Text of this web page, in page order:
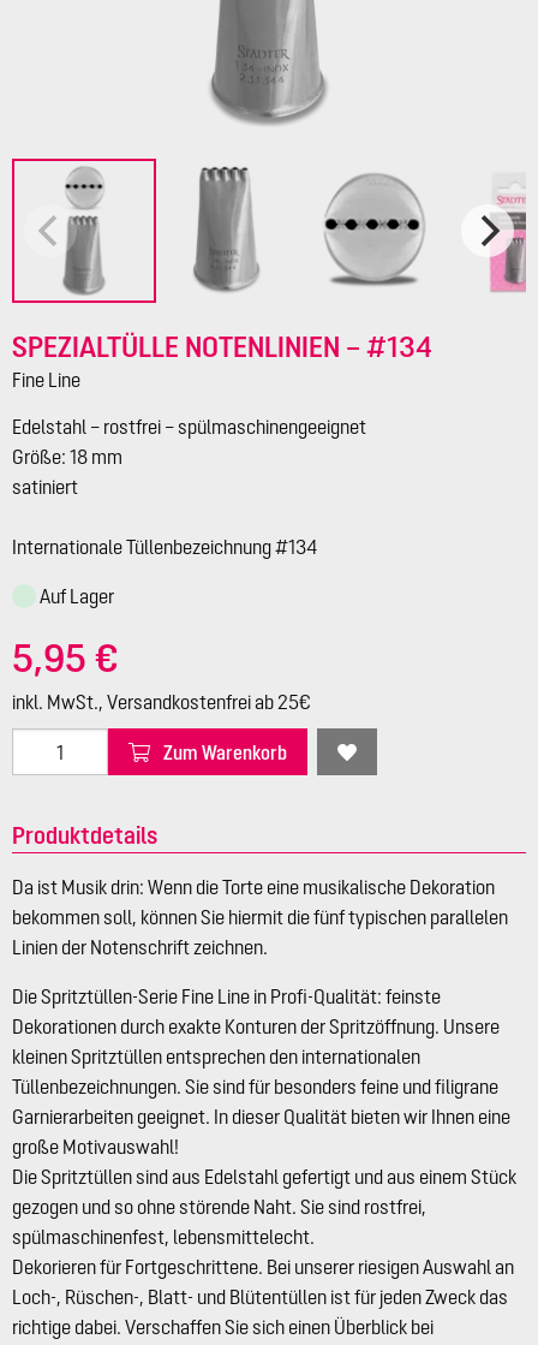
SPEZIALTÜLLE NOTENLINIEN – #134
Fine Line
Edelstahl – rostfrei – spülmaschinengeeignet
Größe: 18 mm
satiniert
Internationale Tüllenbezeichnung #134
Auf Lager
5,95 €
inkl. MwSt., Versandkostenfrei ab 25€
Zum Warenkorb
Produktdetails
Da ist Musik drin: Wenn die Torte eine musikalische Dekoration
bekommen soll, können Sie hiermit die fünf typischen parallelen
Linien der Notenschrift zeichnen.
Die Spritztüllen-Serie Fine Line in Profi-Qualität: feinste
Dekorationen durch exakte Konturen der Spritzöffnung. Unsere
kleinen Spritztüllen entsprechen den internationalen
Tüllenbezeichnungen. Sie sind für besonders feine und filigrane
Garnierarbeiten geeignet. In dieser Qualität bieten wir Ihnen eine
große Motivauswahl!
Die Spritztüllen sind aus Edelstahl gefertigt und aus einem Stück
gezogen und so ohne störende Naht. Sie sind rostfrei,
spülmaschinenfest, lebensmittelecht.
Dekorieren für Fortgeschrittene. Bei unserer riesigen Auswahl an
Loch-, Rüschen-, Blatt- und Blütentüllen ist für jeden Zweck das
richtige dabei. Verschaffen Sie sich einen Überblick bei